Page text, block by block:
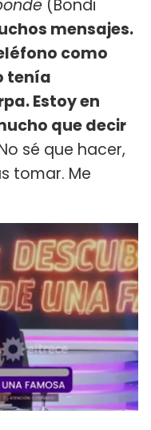
(Bondi
mensajes.
como
tenía
Estoy en
que decir
sé que hacer,
tomar. Me